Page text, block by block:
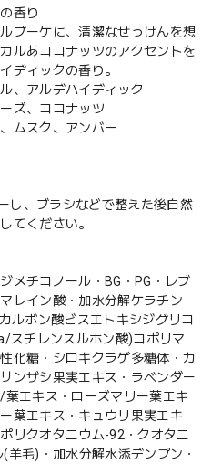
香り
ブーケに、清潔なせっけんを想
ルあココナッツのアクセントを
ディックの香り。
、アルデハイディック
ズ、ココナッツ
ムスク、アンバー
し、ブラシなどで整えた後自然
てください。
メチコノール・BG・PG・レブ
レイン酸・加水分解ケラチン
ルボン酸ビスエトキシジグリコ
スチレンスルホン酸)コポリマ
化糖・シロキクラゲ多糖体・カ
ンザシ果実エキス・ラベンダー
エキス・ローズマリー葉エキ
葉エキス・キュウリ果実エキ
リクオタニウム-92・クオタニ
毛)・加水分解水添デンプン・